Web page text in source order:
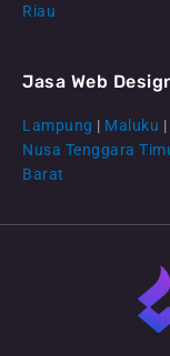
Riau
Jasa Web
Lampung | Maluku |
Nusa Tenggara
Barat